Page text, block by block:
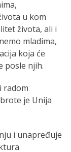
u kom
života, ali i
mladima,
koja će
posle njih.
radom
je Unija
i unapređuje